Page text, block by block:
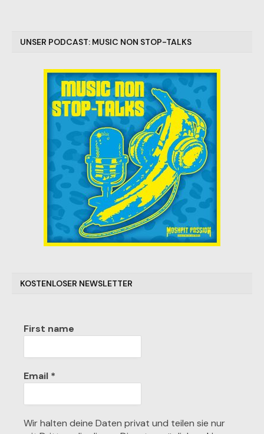
UNSER PODCAST: MUSIC NON STOP-TALKS
KOSTENLOSER NEWSLETTER
First name
Email *
Wir halten deine Daten privat und teilen sie nur